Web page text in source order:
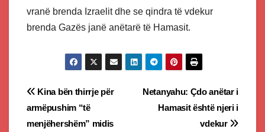
vranë brenda Izraelit dhe se qindra të vdekur
brenda Gazës janë anëtarë të Hamasit.
Post
navigation
Netanyahu: Çdo anëtar i
Hamasit është njeri i
vdekur
Kina bën thirrje për
armëpushim “të
menjëhershëm” midis